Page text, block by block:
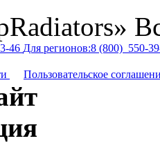
46 Для регионов:8 (800) 550-
Пользовательское